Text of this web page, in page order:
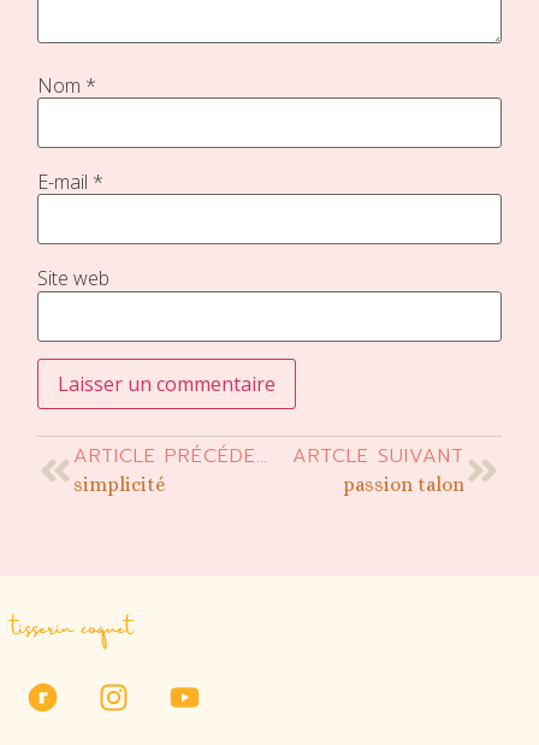
Nom *
E-mail *
Site web
ARTICLE PRÉCÉDENT
simplicité
ARTCLE SUIVANT
passion talon
tisserin coquet